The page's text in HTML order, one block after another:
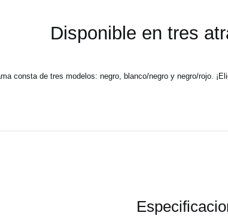
Disponible en tres
consta de tres modelos: negro, blanco/negro y negro/rojo.